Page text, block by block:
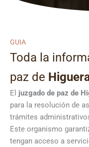
GUIA
Toda la
paz de
El juzgado de paz de
para la resolución de
trámites
Este organismo
tengan acceso a